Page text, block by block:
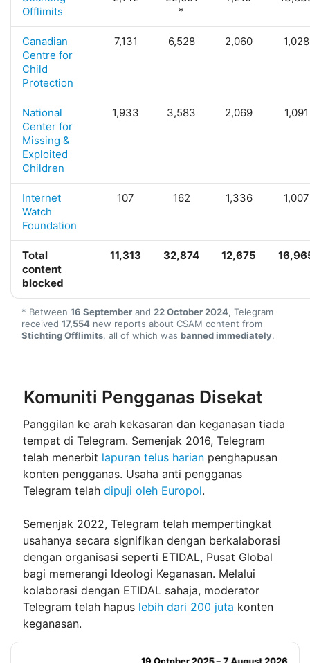
Offlimits
*
Canadian
Centre for
Child
Protection
7,131 6,528 2,060 1,028
National
Center for
Missing &
Exploited
Children
1,933 3,583 2,069 1,091
Internet
Watch
Foundation
107 162 1,336 1,007
Total
content
blocked
11,313 32,874 12,675
* Between 16 September and 22 October 2024, Telegram
received 17,554 new reports about CSAM content from
Stichting Offlimits, all of which was banned immediately.
Komuniti Pengganas Disekat
Panggilan ke arah kekasaran dan keganasan tiada
tempat di Telegram. Semenjak 2016, Telegram
telah menerbit lapuran telus harian penghapusan
konten pengganas. Usaha anti pengganas
Telegram telah dipuji oleh Europol.
Semenjak 2022, Telegram telah mempertingkat
usahanya secara signifikan dengan berkalaborasi
dengan organisasi seperti ETIDAL, Pusat Global
bagi memerangi Ideologi Keganasan. Melalui
kolaborasi dengan ETIDAL sahaja, moderator
Telegram telah hapus lebih dari 200 juta konten
keganasan.